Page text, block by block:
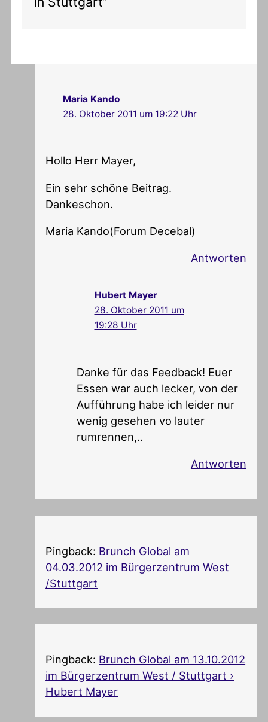
Maria Kando
28. Oktober 2011 um 19:22 Uhr
Hollo Herr Mayer,
Ein sehr schöne Beitrag.
Dankeschon.
Maria Kando(Forum Decebal)
Antworten
Hubert Mayer
28. Oktober 2011 um
19:28 Uhr
Danke für das Feedback! Euer
Essen war auch lecker, von der
Aufführung habe ich leider nur
wenig gesehen vo lauter
rumrennen,..
Antworten
Pingback: Brunch Global am
04.03.2012 im Bürgerzentrum West
/Stuttgart
Pingback: Brunch Global am 13.10.2012
im Bürgerzentrum West / Stuttgart ›
Hubert Mayer